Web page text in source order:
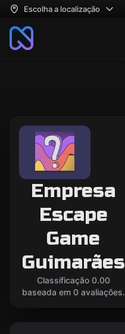
Escolha a localização
Empresa
Escape
Game
Guimarães
Classificação 0.00
baseada em 0 avaliações.